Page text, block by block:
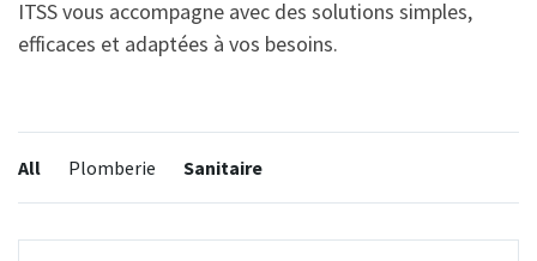
ITSS vous accompagne avec des solutions simples,
efficaces et adaptées à vos besoins.
All
Plomberie Sanitaire